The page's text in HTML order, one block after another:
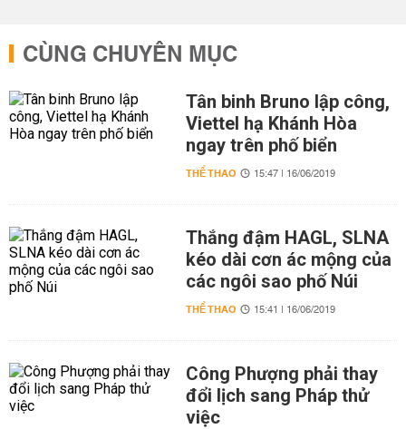
CÙNG CHUYÊN MỤC
Tân binh Bruno lập công,
Viettel hạ Khánh Hòa
ngay trên phố biển
THỂ THAO 15:47 | 16/06/2019
Thắng đậm HAGL, SLNA
kéo dài cơn ác mộng của
các ngôi sao phố Núi
THỂ THAO 15:41 | 16/06/2019
Công Phượng phải thay
đổi lịch sang Pháp thử
việc